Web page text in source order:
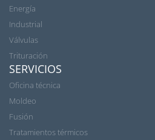
Energía
Industrial
Válvulas
Trituración
SERVICIOS
Oficina técnica
Moldeo
Fusión
Tratamientos térmicos